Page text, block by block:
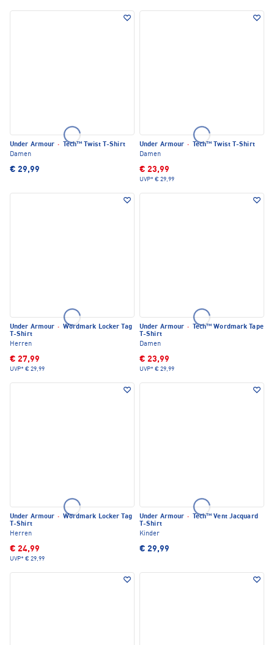
Under Armour ·
Tech™ Twist T-Shirt
Damen
€ 29,99
Under Armour ·
Tech™ Twist T-Shirt
Damen
€ 23,99
UVP* € 29,99
Under Armour · Wordmark Locker Tag
T-Shirt
Herren
€ 27,99
UVP* € 29,99
Under Armour ·
Tech™ Wordmark Tape
T-Shirt
Damen
€ 23,99
UVP* € 29,99
Under Armour · Wordmark Locker Tag
T-Shirt
Herren
€ 24,99
UVP* € 29,99
Under Armour ·
Tech™ Vent Jacquard
T-Shirt
Kinder
€ 29,99